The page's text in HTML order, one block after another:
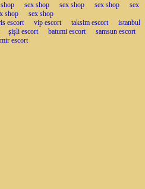
sex shop sex shop sex shop
sex
shop
sex shop
escort vip escort taksim escort
istanbul
şişli escort batumi escort
samsun escort
escort